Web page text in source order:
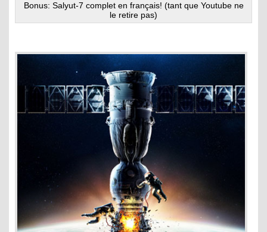
Bonus: Salyut-7 complet en français! (tant que Youtube ne
le retire pas)